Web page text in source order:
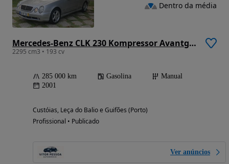
Mercedes-Benz CLK 230 Kompressor Avantgarde
2295 cm3 • 193 cv
285 000 km Gasolina
Manual
2001
Custóias, Leça do Balio e Guifões (Porto)
Profissional • Publicado
Ver anúncios
Dentro da média